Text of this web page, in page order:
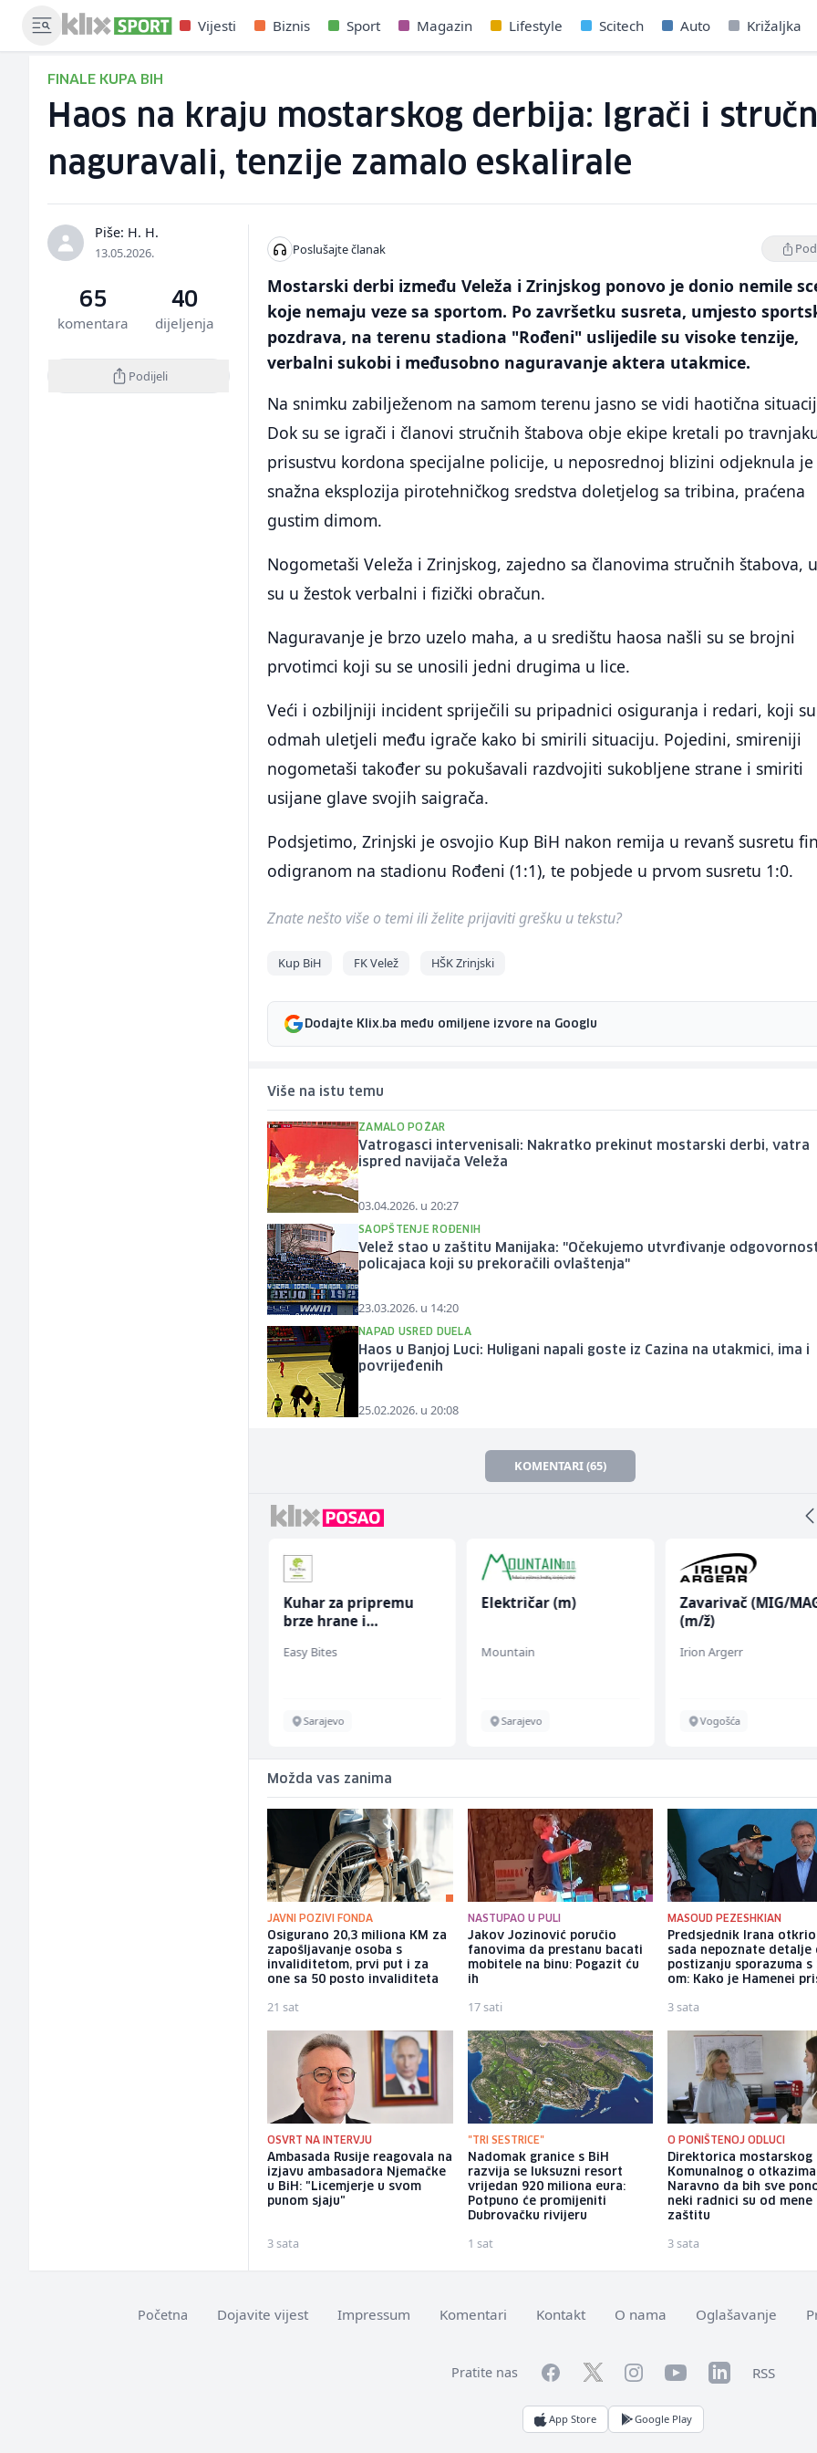
Vijesti Biznis Sport Magazin Lifestyle Scitech Auto Križaljka
FINALE KUPA BIH
Haos na kraju mostarskog derbija: Igrači i
naguravali, tenzije zamalo eskalirale
Piše: H. H.
13.05.2026.
65
komentara
40
dijeljenja
Podijeli
Poslušajte članak
Mostarski derbi između Veleža i Zrinjskog ponovo je donio nemile
koje nemaju veze sa sportom. Po završetku susreta, umjesto
pozdrava, na terenu stadiona "Rođeni" uslijedile su visoke tenzije,
verbalni sukobi i međusobno naguravanje aktera utakmice.
Na snimku zabilježenom na samom terenu jasno se vidi haotična
Dok su se igrači i članovi stručnih štabova obje ekipe kretali po
prisustvu kordona specijalne policije, u neposrednoj blizini odjeknula je
snažna eksplozija pirotehničkog sredstva doletjelog sa tribina, praćena
gustim dimom.
Nogometaši Veleža i Zrinjskog, zajedno sa članovima stručnih štabova,
su u žestok verbalni i fizički obračun.
Naguravanje je brzo uzelo maha, a u središtu haosa našli su se brojni
prvotimci koji su se unosili jedni drugima u lice.
Veći i ozbiljniji incident spriječili su pripadnici osiguranja i redari, koji su
odmah uletjeli među igrače kako bi smirili situaciju. Pojedini, smireniji
nogometaši također su pokušavali razdvojiti sukobljene strane i smiriti
usijane glave svojih saigrača.
Podsjetimo, Zrinjski je osvojio Kup BiH nakon remija u revanš susretu
odigranom na stadionu Rođeni (1:1), te pobjede u prvom susretu 1:0.
Znate nešto više o temi ili želite prijaviti grešku u tekstu?
Kup BiH FK Velež HŠK Zrinjski
Dodajte Klix.ba među omiljene izvore na Googlu
Više na istu temu
ZAMALO POŽAR
Vatrogasci intervenisali: Nakratko prekinut mostarski derbi, vatra
ispred navijača Veleža
03.04.2026. u 20:27
SAOPŠTENJE ROĐENIH
Velež stao u zaštitu Manijaka: "Očekujemo utvrđivanje
policajaca koji su prekoračili ovlaštenja"
23.03.2026. u 14:20
NAPAD USRED DUELA
Haos u Banjoj Luci: Huligani napali goste iz Cazina na utakmici, ima i
povrijeđenih
25.02.2026. u 20:08
KOMENTARI (65)
Električar (m)
Mountain
Sarajevo
Zavarivač (MIG/MAG)
Irion Argerr
Vogošća
Radnik u
Fine Food
Sarajevo
Možda vas zanima
JAVNI POZIVI FONDA
Osigurano 20,3 miliona KM za
zapošljavanje osoba s
invaliditetom, prvi put i za
one sa 50 posto invaliditeta
21 sat
NASTUPAO U PULI
Jakov Jozinović poručio
fanovima da prestanu bacati
mobitele na binu: Pogazit ću
ih
17 sati
MASOUD PEZESHKIAN
Predsjednik Irana
sada nepoznate detalje
postizanju sporazuma s
om: Kako je Hamenei
3 sata
OSVRT NA INTERVJU
Ambasada Rusije reagovala na
izjavu ambasadora Njemačke
u BiH: "Licemjerje u svom
punom sjaju"
3 sata
"TRI SESTRICE"
Nadomak granice s BiH
razvija se luksuzni resort
vrijedan 920 miliona eura:
Potpuno će promijeniti
Dubrovačku rivijeru
1 sat
O PONIŠTENOJ ODLUCI
Direktorica mostarskog
Komunalnog o
Naravno da bih sve
neki radnici su od
zaštitu
3 sata
Početna Dojavite vijest Impressum Komentari Kontakt O nama Oglašavanje
Pratite nas FacebookTwitterInstagramYouTubeLinkedInRSS
App Store Google Play